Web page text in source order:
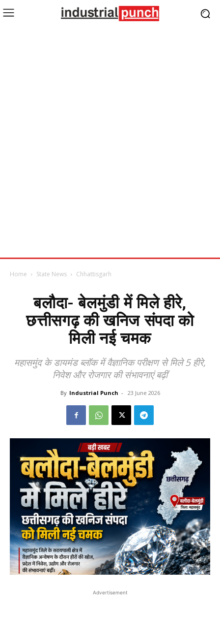
Home State News Chhattisgarh
बलौदा- बेलमुंडी में मिले हीरे,
छत्तीसगढ़ की खनिज संपदा को
मिली नई चमक
महासमुंद के डायमंड ब्लॉक में वैज्ञानिक परीक्षण से मिले 5 हीरे,
निवेश और रोजगार की संभावनाएं बढ़ीं
By Industrial Punch - 23 June 2026
Advertisement